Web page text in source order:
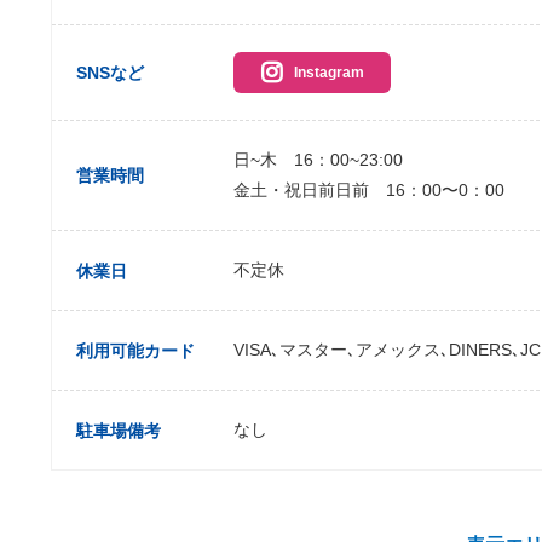
SNSなど Instagram
営業時間
日~木 16：00~23:00
金土・祝日前日前 16：00〜0：00
休業日 不定休
利用可能カード VISA､マスター､アメックス､DINERS､
駐車場備考 なし